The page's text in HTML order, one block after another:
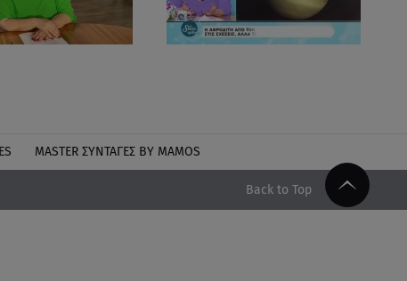
MASTER ΣΥΝΤΑΓΈΣ BY MAMOS
Back to Top